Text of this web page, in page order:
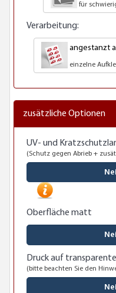
für
Verarbeitung:
angestanzt
einzelne
zusätzliche Optionen
UV- und
(Schutz gegen Abrieb +
Oberfläche matt
Druck auf
(bitte beachten Sie den